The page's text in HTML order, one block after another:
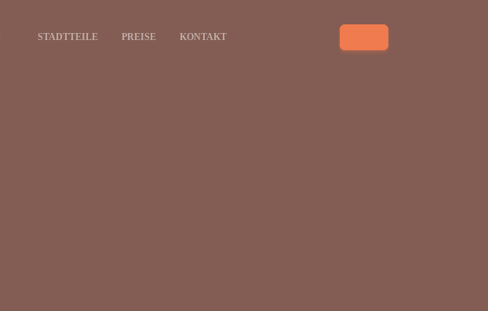
STADTTEILE PREISE KONTAKT